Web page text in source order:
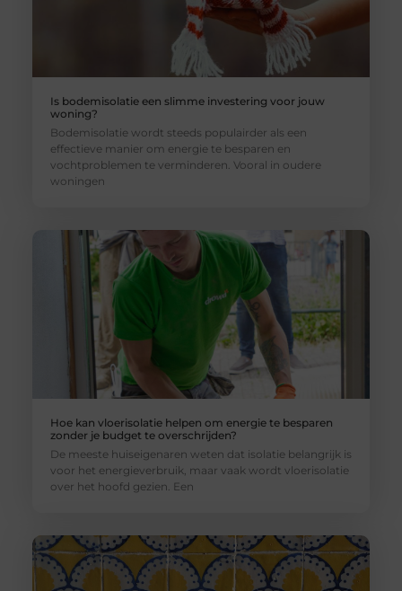
Is bodemisolatie een slimme investering voor jouw
woning?
Bodemisolatie wordt steeds populairder als een
effectieve manier om energie te besparen en
vochtproblemen te verminderen. Vooral in oudere
woningen
Hoe kan vloerisolatie helpen om energie te besparen
zonder je budget te overschrijden?
De meeste huiseigenaren weten dat isolatie belangrijk is
voor het energieverbruik, maar vaak wordt vloerisolatie
over het hoofd gezien. Een